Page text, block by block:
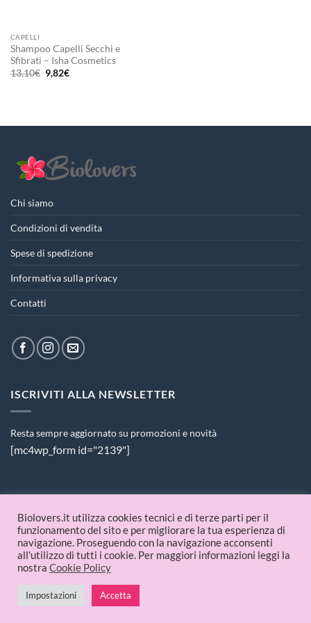
CAPELLI
Shampoo Capelli Secchi e
Sfibrati – Isha Cosmetics
13,10€ Il
prezzo
9,82€Il
Chi siamo
Condizioni di vendita
Spese di spedizione
Informativa sulla privacy
Contatti
ISCRIVITI ALLA NEWSLETTER
Resta sempre aggiornato su promozioni e novità
[mc4wp_form id="2139"]
PAGAMENTI ACCETTATI
© 2026 Biolovers.it | P.IVA 09336481214
Biolovers.it utilizza cookies tecnici e di terze parti per il
funzionamento del sito e per migliorare la tua esperienza di
navigazione. Proseguendo con la navigazione acconsenti
all'utilizzo di tutti i cookie. Per maggiori informazioni leggi la
nostra Cookie Policy
Impostazioni Accetta